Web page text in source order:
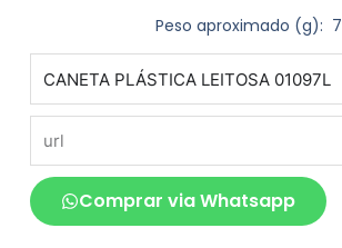
Peso aproximado (g): 7
Comprar via Whatsapp